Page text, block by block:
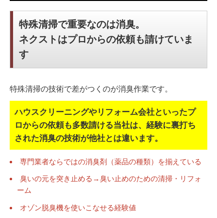
特殊清掃で重要なのは消臭。
ネクストはプロからの依頼も請けていま
す
特殊清掃の技術で差がつくのが消臭作業です。
ハウスクリーニングやリフォーム会社といったプ
ロからの依頼も多数請ける当社は、 経験に裏打ち
された消臭の技術が他社とは違います。
専門業者ならではの消臭剤（薬品の種類）を揃えている
臭いの元を突き止める→臭い止めのための清掃・リフォ
ーム
オゾン脱臭機を使いこなせる経験値